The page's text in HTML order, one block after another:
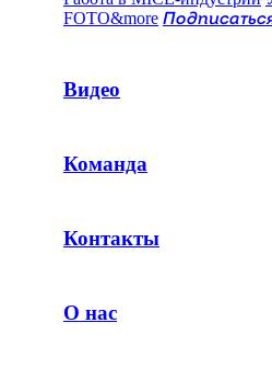
FOTO&more
Видео
Команда
Контакты
О нас